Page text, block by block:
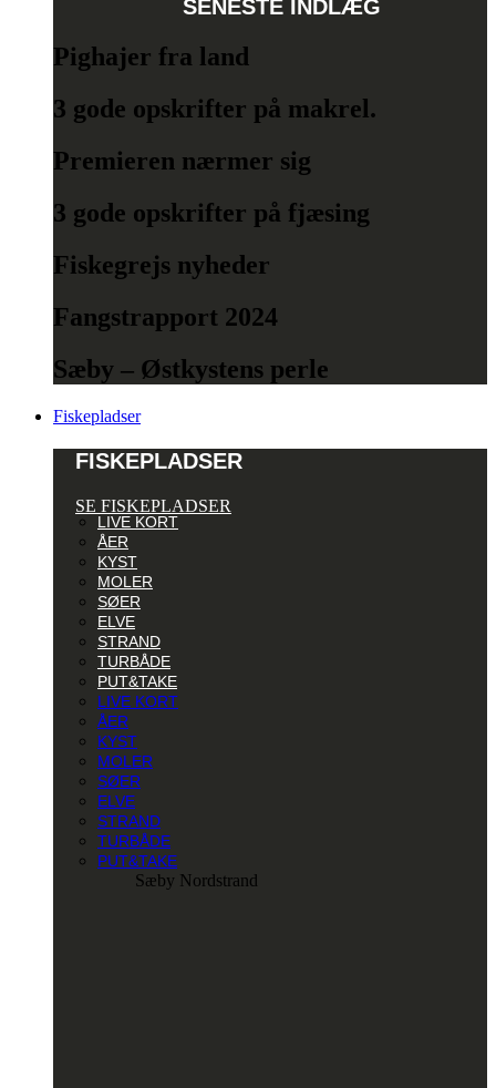
SENESTE INDLÆG
Pighajer fra land
3 gode opskrifter på makrel.
Premieren nærmer sig
3 gode opskrifter på fjæsing
Fiskegrejs nyheder
Fangstrapport 2024
Sæby – Østkystens perle
Fiskepladser
FISKEPLADSER
SE FISKEPLADSER
LIVE KORT
ÅER
KYST
MOLER
SØER
ELVE
STRAND
TURBÅDE
PUT&TAKE
LIVE KORT
ÅER
KYST
MOLER
SØER
ELVE
STRAND
TURBÅDE
PUT&TAKE
Sæby Nordstrand